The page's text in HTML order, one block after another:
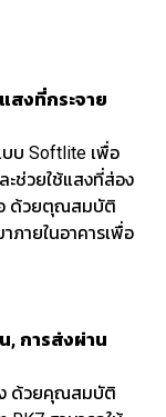
สงที่กระจาย
บบ Softlite เพื่อ
ะช่วยใช้แสงที่ส่อง
อ ด้วยตุณสมบัติ
ายในอาคารเพื่อ
การส่งผ่าน
ง ด้วยคุณสมบัติ